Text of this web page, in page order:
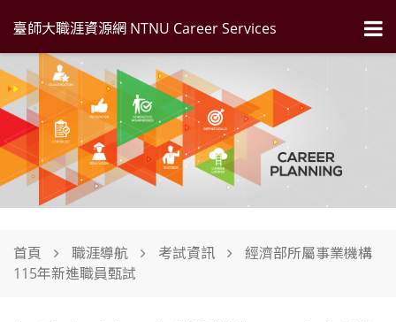
臺師大職涯資源網 NTNU Career Services
首頁 職涯導航 考試資訊
經濟部所屬事業機構
115年新進職員甄試